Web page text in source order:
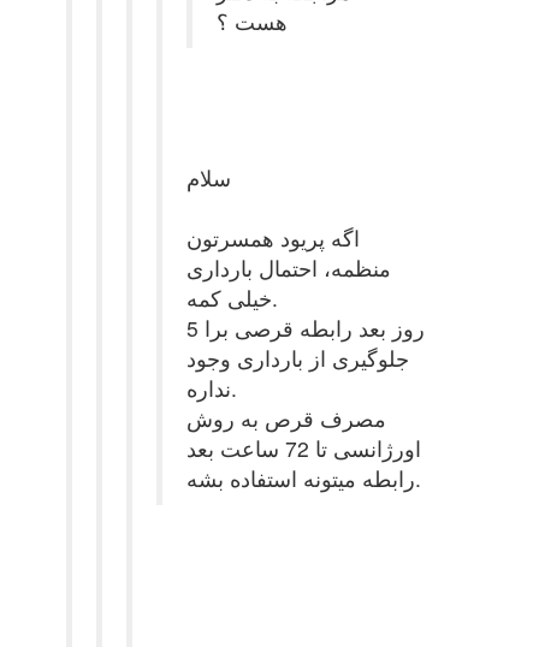
هست ؟
سلام
اگه پریود همسرتون
منظمه، احتمال بارداری
خیلی کمه.
5 روز بعد رابطه قرصی برا
جلوگیری از بارداری وجود
نداره.
مصرف قرص به روش
اورژانسی تا 72 ساعت بعد
رابطه میتونه استفاده بشه.